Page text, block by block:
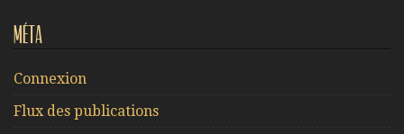
Méta
Connexion
Flux des publications